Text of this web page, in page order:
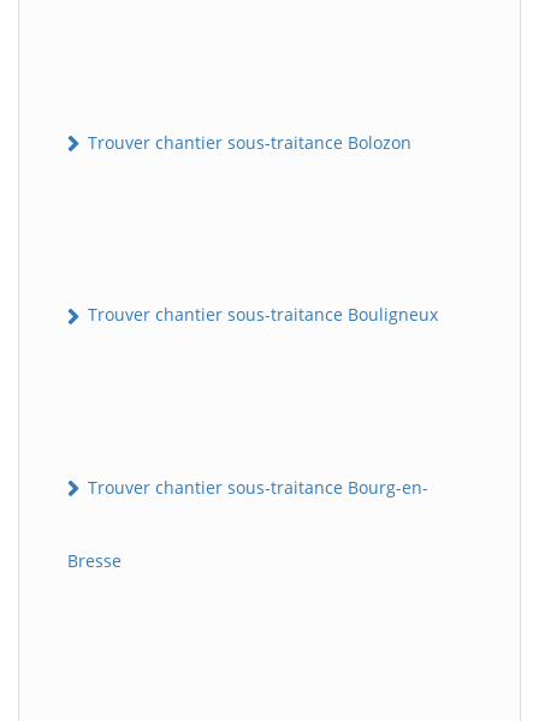
Trouver chantier sous-traitance Bolozon
Trouver chantier sous-traitance Bouligneux
Trouver chantier sous-traitance Bourg-en-
Bresse